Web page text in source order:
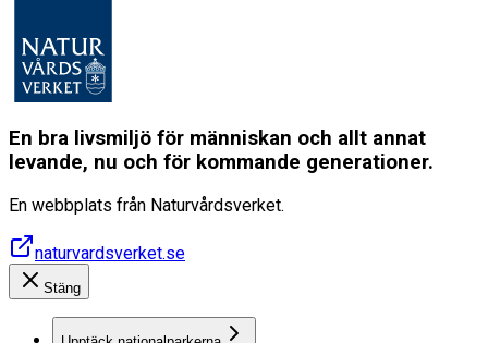
En bra livsmiljö för människan och allt annat
levande, nu och för kommande generationer.
En webbplats från Naturvårdsverket.
naturvardsverket.se
Stäng